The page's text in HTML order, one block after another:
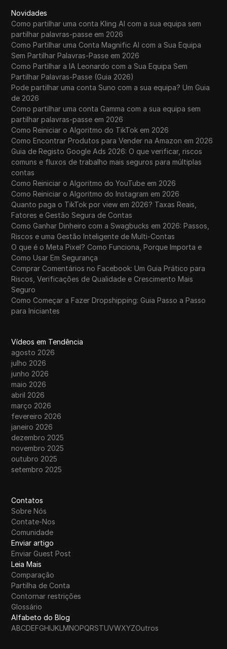
Novidades
Como partilhar uma conta Kling AI com a sua equipa sem
partilhar palavras-passe em 2026
Como Partilhar uma Conta Magnific AI com a Sua Equipa
Sem Partilhar Palavras-Passe em 2026
Como Partilhar a IA Leonardo com a Sua Equipa Sem
Partilhar Palavras-Passe (Guia 2026)
Pode partilhar uma conta Suno com a sua equipa? Um Guia
de 2026
Como partilhar uma conta Gamma com a sua equipa sem
partilhar palavras-passe em 2026
Como Reiniciar o Algoritmo do TikTok em 2026
Como Encontrar Produtos para Vender na Amazon em 2026
Guia de Registo Google Ads 2026: O que verificar, riscos
comuns e fluxos de trabalho mais seguros para múltiplas
contas
Como Reiniciar o Algoritmo do YouTube em 2026
Como Reiniciar o Algoritmo do Instagram em 2026
Quanto paga o TikTok por view em 2026? Taxas Reais,
Fatores e Gestão Segura de Contas
Como Ganhar Dinheiro com a Swagbucks em 2026: Passos,
Riscos e uma Gestão Inteligente de Multi-Contas
O que é o Meta Pixel? Como Funciona, Porque Importa e
Como Usar Em Segurança
Comprar Comentários no Facebook: Um Guia Prático para
Riscos, Verificações de Qualidade e Crescimento Mais
Seguro
Como Começar a Fazer Dropshipping: Guia Passo a Passo
para Iniciantes
Vídeos em Tendência
agosto 2026
julho 2026
junho 2026
maio 2026
abril 2026
março 2026
fevereiro 2026
janeiro 2026
dezembro 2025
novembro 2025
outubro 2025
setembro 2025
Contatos
Sobre Nós
Contate-Nos
Comunidade
Enviar artigo
Enviar Guest Post
Leia Mais
Comparação
Partilha de Conta
Contornar restrições
Glossário
Alfabeto do Blog
ABCDEFGHIJKLMNOPQRSTUVWXYZOutros